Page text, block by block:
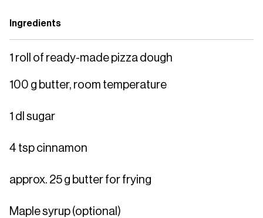
Ingredients
1 roll of ready-made pizza dough
100 g butter, room temperature
1 dl sugar
4 tsp cinnamon
approx. 25 g butter for frying
Maple syrup (optional)